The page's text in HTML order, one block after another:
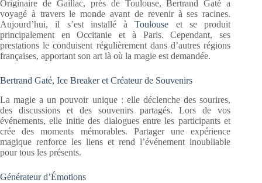
Originaire de Gaillac, près de Toulouse, Bertrand Gaté a
voyagé à travers le monde avant de revenir à ses racines.
Aujourd’hui, il s’est installé àToulouse et se produit
principalement en Occitanie et à Paris. Cependant, ses
prestations le conduisent régulièrement dans d’autres régions
françaises, apportant son art là où la magie est demandée.
Bertrand Gaté, Ice Breaker et Créateur de Souvenirs
La magie a un pouvoir unique : elle déclenche des sourires,
des discussions et des souvenirs partagés. Lors de vos
événements, elle initie des dialogues entre les participants et
crée des moments mémorables. Partager une expérience
magique renforce les liens et rend l’événement inoubliable
pour tous les présents.
Générateur d’Émotions